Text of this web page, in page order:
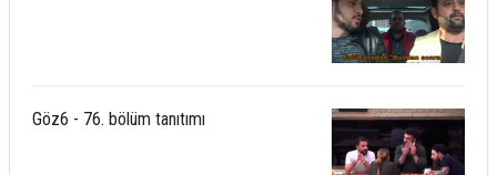
Göz6 - 76. bölüm tanıtımı